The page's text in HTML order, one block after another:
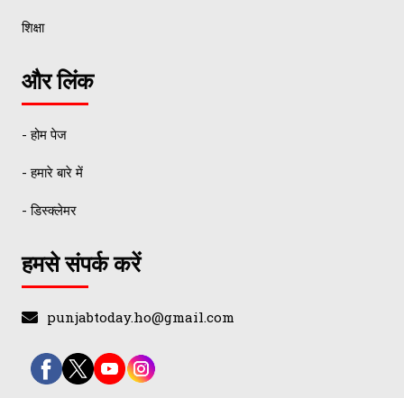
शिक्षा
और लिंक
- होम पेज
- हमारे बारे में
- डिस्क्लेमर
हमसे संपर्क करें
punjabtoday.ho@gmail.com